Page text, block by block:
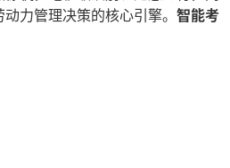
力管理决策的核心引擎。智能考